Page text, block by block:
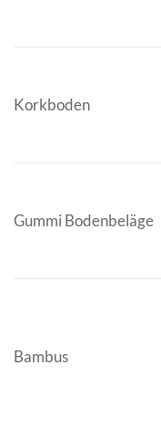
Korkboden
Gummi Bodenbeläge
Bambus